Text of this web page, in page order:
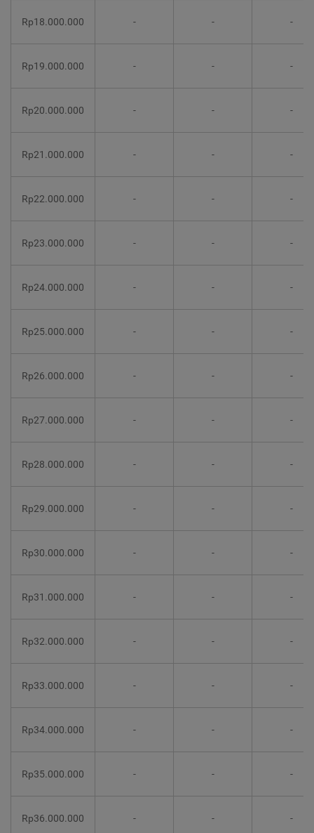
Rp18.000.000 - - -
Rp19.000.000 - - -
Rp20.000.000 - - -
Rp21.000.000 - - -
Rp22.000.000 - - -
Rp23.000.000 - - -
Rp24.000.000 - - -
Rp25.000.000 - - -
Rp26.000.000 - - -
Rp27.000.000 - - -
Rp28.000.000 - - -
Rp29.000.000 - - -
Rp30.000.000 - - -
Rp31.000.000 - - -
Rp32.000.000 - - -
Rp33.000.000 - - -
Rp34.000.000 - - -
Rp35.000.000 - - -
Rp36.000.000 - - -